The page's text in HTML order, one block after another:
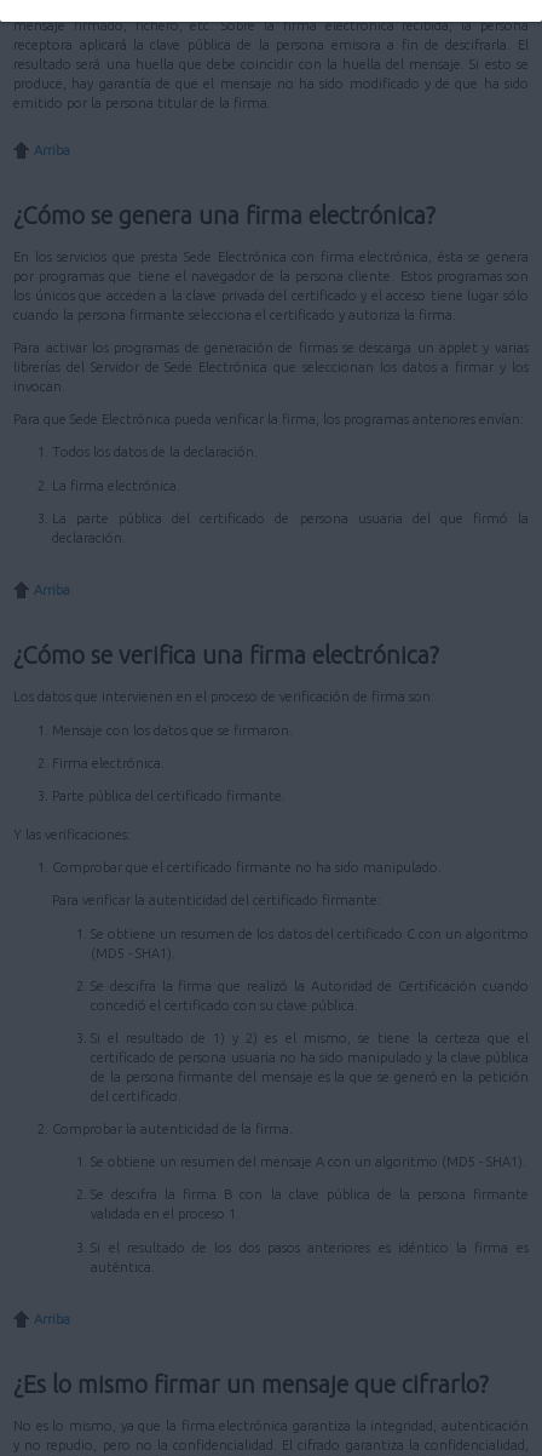
mensaje firmado, fichero, etc. Sobre la firma electrónica recibida, la persona
receptora aplicará la clave pública de la persona emisora a fin de descifrarla. El
resultado será una huella que debe coincidir con la huella del mensaje. Si esto se
produce, hay garantía de que el mensaje no ha sido modificado y de que ha sido
emitido por la persona titular de la firma.
Arriba
¿Cómo se genera una firma electrónica?
En los servicios que presta Sede Electrónica con firma electrónica, ésta se genera
por programas que tiene el navegador de la persona cliente. Estos programas son
los únicos que acceden a la clave privada del certificado y el acceso tiene lugar sólo
cuando la persona firmante selecciona el certificado y autoriza la firma.
Para activar los programas de generación de firmas se descarga un applet y varias
librerías del Servidor de Sede Electrónica que seleccionan los datos a firmar y los
invocan.
Para que Sede Electrónica pueda verificar la firma, los programas anteriores envían:
Todos los datos de la declaración.
La firma electrónica.
La parte pública del certificado de persona usuaria del que firmó la
declaración.
Arriba
¿Cómo se verifica una firma electrónica?
Los datos que intervienen en el proceso de verificación de firma son:
Mensaje con los datos que se firmaron.
Firma electrónica.
Parte pública del certificado firmante.
Y las verificaciones:
Comprobar que el certificado firmante no ha sido manipulado.
Para verificar la autenticidad del certificado firmante:
Se obtiene un resumen de los datos del certificado C con un algoritmo
(MD5 - SHA1).
Se descifra la firma que realizó la Autoridad de Certificación cuando
concedió el certificado con su clave pública.
Si el resultado de 1) y 2) es el mismo, se tiene la certeza que el
certificado de persona usuaria no ha sido manipulado y la clave pública
de la persona firmante del mensaje es la que se generó en la petición
del certificado.
Comprobar la autenticidad de la firma.
Se obtiene un resumen del mensaje A con un algoritmo (MD5 - SHA1).
Se descifra la firma B con la clave pública de la persona firmante
validada en el proceso 1.
Si el resultado de los dos pasos anteriores es idéntico la firma es
auténtica.
Arriba
¿Es lo mismo firmar un mensaje que cifrarlo?
No es lo mismo, ya que la firma electrónica garantiza la integridad, autenticación
y no repudio, pero no la confidencialidad. El cifrado garantiza la confidencialidad,